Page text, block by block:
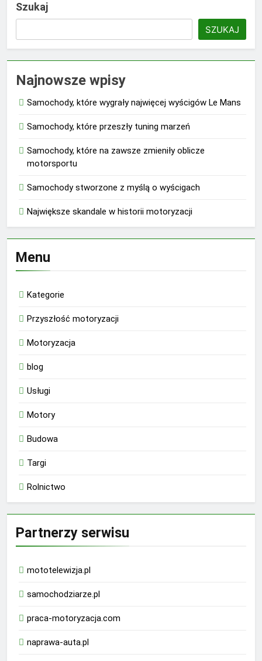
Szukaj
SZUKAJ
Najnowsze wpisy
Samochody, które wygrały najwięcej wyścigów Le Mans
Samochody, które przeszły tuning marzeń
Samochody, które na zawsze zmieniły oblicze
motorsportu
Samochody stworzone z myślą o wyścigach
Największe skandale w historii motoryzacji
Menu
Kategorie
Przyszłość motoryzacji
Motoryzacja
blog
Usługi
Motory
Budowa
Targi
Rolnictwo
Partnerzy serwisu
mototelewizja.pl
samochodziarze.pl
praca-motoryzacja.com
naprawa-auta.pl